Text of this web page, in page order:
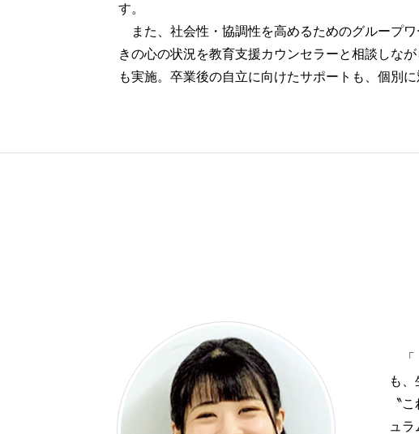
す。
また、社会性・協調性を高めるためのグループ
きの心の状況を教育支援カウンセラーと相談しな
も実施。卒業後の自立に向けたサポートも、個別
「
も
〝
ュ